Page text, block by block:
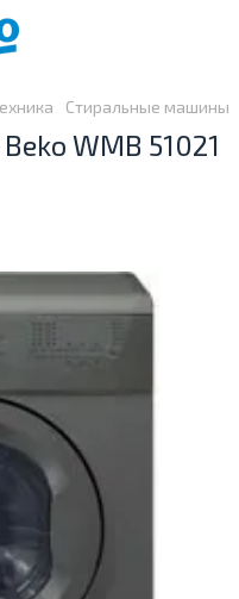
Стиральные машины
WMB 51021